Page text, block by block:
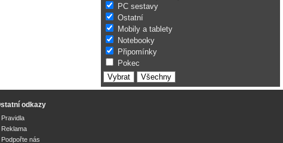
PC sestavy
Ostatní
Mobily a tablety
Notebooky
Připomínky
Pokec
odkazy
Pravidla
Reklama
Podpořte nás